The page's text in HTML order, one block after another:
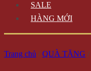
SALE
HÀNG MỚI
Trang chủ / QUÀ TẶNG /